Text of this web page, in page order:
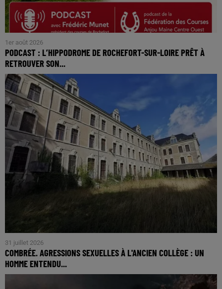
1er août 2026
PODCAST : L’HIPPODROME DE ROCHEFORT-SUR-LOIRE PRÊT À
RETROUVER SON...
31 juillet 2026
COMBRÉE. AGRESSIONS SEXUELLES À L'ANCIEN COLLÈGE : UN
HOMME ENTENDU...